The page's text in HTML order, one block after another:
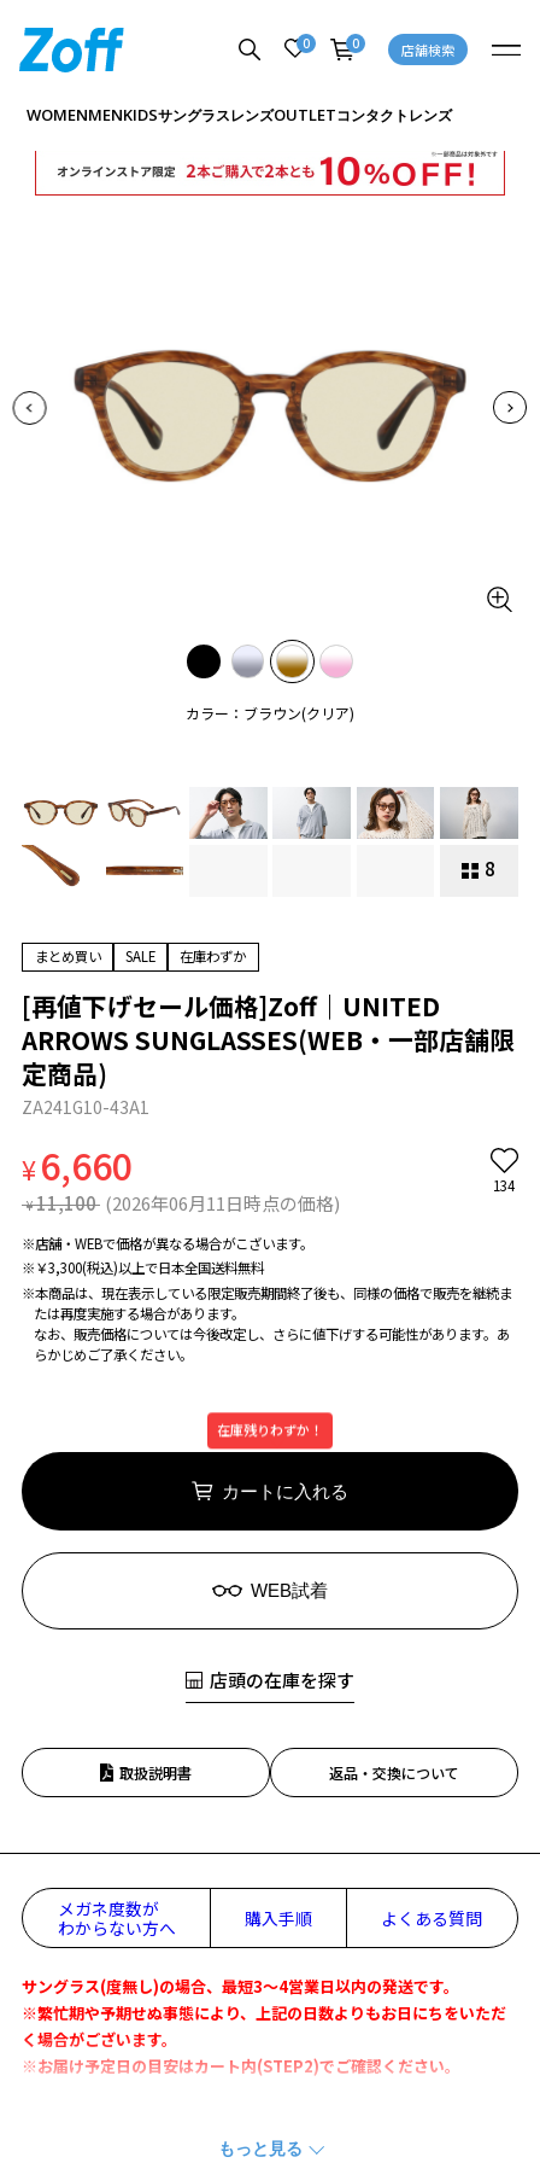
0 0 店舗検索
WOMENMENKIDSサングラスレンズOUTLETコンタクトレンズ
カラー：ブラウン(クリア)
8
商品詳細ページへ
まとめ買い SALE 在庫わずか
[再値下げセール価格]Zoff｜UNITED
ARROWS SUNGLASSES(WEB・一部店舗限
定商品)
ZA241G10-43A1
¥6,660
¥ 11,100 (2026年06月11日時点の価格)
134
※店舗・WEBで価格が異なる場合がこざいます。
※￥3,300(税込)以上で日本全国送料無料
※本商品は、現在表示している限定販売期間終了後も、同様の価格で販売を継続ま
たは再度実施する場合があります。
なお、販売価格については今後改定し、さらに値下げする可能性があります。あ
らかじめご了承ください。
在庫残りわずか！
カートに入れる
WEB試着
店頭の在庫を探す
取扱説明書 返品・交換について
メガネ度数が
わからない方へ
購入手順 よくある質問
サングラス(度無し)の場合、最短3～4営業日以内の発送です。
※繁忙期や予期せぬ事態により、上記の日数よりもお日にちをいただ
く場合がございます。
※お届け予定日の目安はカート内(STEP2)でご確認ください。